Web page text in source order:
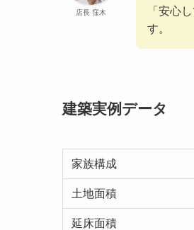
店長 窪木
「安心
す。
建築実例データ
家族構成
土地面積
延床面積